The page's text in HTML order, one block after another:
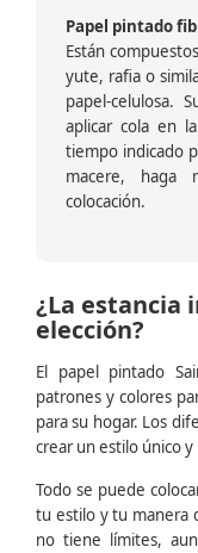
Papel pintado
Están
yute, rafia o
papel-celulosa.
aplicar cola en
tiempo indicado
macere, haga
colocación.
¿La estancia
elección?
El papel pintado
patrones y colores
para su hogar. Los
crear un estilo único
Todo se puede
tu estilo y tu manera
no tiene límites,